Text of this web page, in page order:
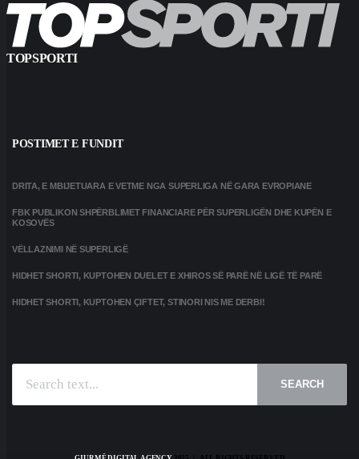
TOPSPORTI
POSTIMET E FUNDIT
DRITA, E MBIJETUARA E VETME NGA SUPERLIGA NË GARA EVROPIANE
FBK PUBLIKON SHPËRBLIMET FINANCIARE PËR SUPERLIGËN DHE KUPËN E
KOSOVËS
VËLLAZNIMI NË SUPERLIGË
HIDHET SHORTI, KUPTOHEN DUELET E XHIROS SË PARË NË LIGË TË PARË
HIDHET SHORTI, KUPTOHEN ÇIFTET, STINORI NIS ME DERBI!
SEARCH